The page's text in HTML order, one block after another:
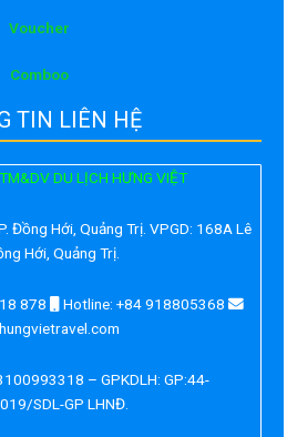
Voucher
Comboo
TIN LIÊN HỆ
DU LỊCH HƯNG VIỆT
Đồng Hới, Quảng Trị. VPGD: 168A Lê
Hới, Quảng Trị.
878
Hotline: +84 918805368
– GPKDLH: GP:44-
SDL-GP LHNĐ.